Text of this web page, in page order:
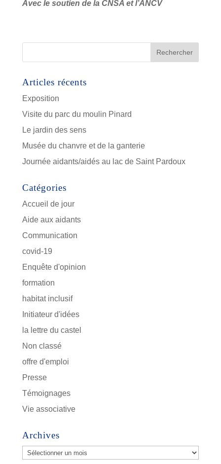
Avec le soutien de la CNSA et l’ANCV
Articles récents
Exposition
Visite du parc du moulin Pinard
Le jardin des sens
Musée du chanvre et de la ganterie
Journée aidants/aidés au lac de Saint Pardoux
Catégories
Accueil de jour
Aide aux aidants
Communication
covid-19
Enquête d'opinion
formation
habitat inclusif
Initiateur d'idées
la lettre du castel
Non classé
offre d'emploi
Presse
Témoignages
Vie associative
Archives
Archives